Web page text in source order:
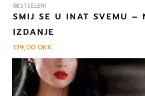
BESTSELERI
SMIJ SE U INAT SVEMU –
IZDANJE
139,00DKK